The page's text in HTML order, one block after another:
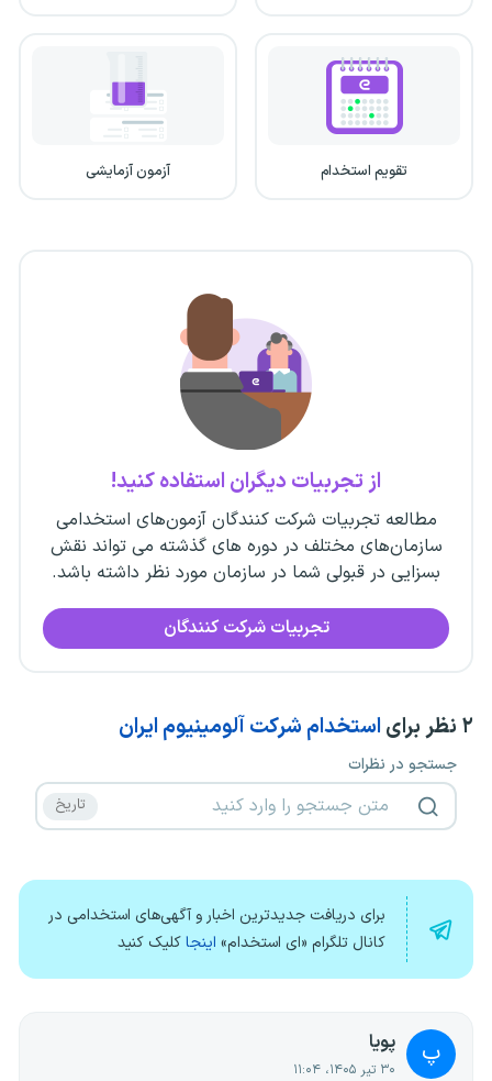
تقویم استخدام آزمون آزمایشی
از تجربیات دیگران استفاده کنید!
مطالعه تجربیات شرکت کنندگان آزمون‌های استخدامی
سازمان‌های مختلف در دوره های گذشته می تواند نقش
بسزایی در قبولی شما در سازمان مورد نظر داشته باشد.
تجربیات شرکت کنندگان
۲ نظر برای استخدام شرکت آلومینیوم ایران
جستجو در نظرات
برای دریافت جدیدترین اخبار و آگهی‌های استخدامی در
کانال تلگرام «ای استخدام» اینجاکلیک کنید
پ پویا
۳۰ تیر ۱۴۰۵، ۱۱:۰۴